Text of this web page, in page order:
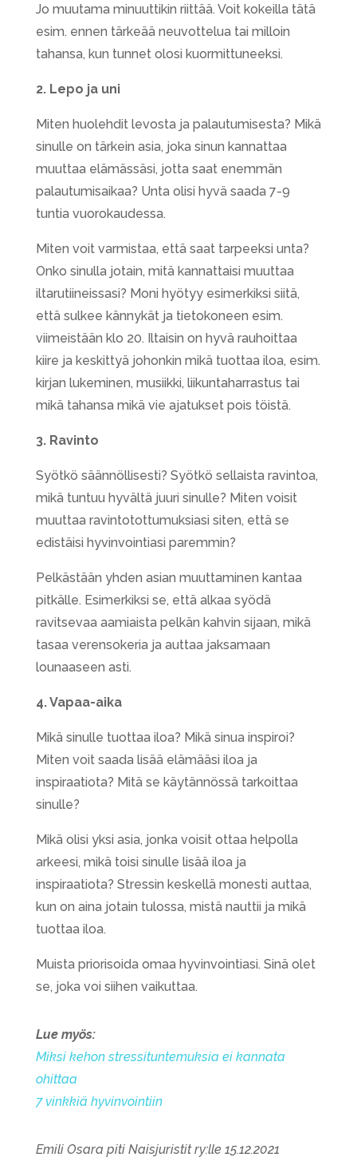
Jo muutama minuuttikin riittää. Voit kokeilla tätä
esim. ennen tärkeää neuvottelua tai milloin
tahansa, kun tunnet olosi kuormittuneeksi.
2. Lepo ja uni
Miten huolehdit levosta ja palautumisesta? Mikä
sinulle on tärkein asia, joka sinun kannattaa
muuttaa elämässäsi, jotta saat enemmän
palautumisaikaa? Unta olisi hyvä saada 7-9
tuntia vuorokaudessa.
Miten voit varmistaa, että saat tarpeeksi unta?
Onko sinulla jotain, mitä kannattaisi muuttaa
iltarutiineissasi? Moni hyötyy esimerkiksi siitä,
että sulkee kännykät ja tietokoneen esim.
viimeistään klo 20. Iltaisin on hyvä rauhoittaa
kiire ja keskittyä johonkin mikä tuottaa iloa, esim.
kirjan lukeminen, musiikki, liikuntaharrastus tai
mikä tahansa mikä vie ajatukset pois töistä.
3. Ravinto
Syötkö säännöllisesti? Syötkö sellaista ravintoa,
mikä tuntuu hyvältä juuri sinulle? Miten voisit
muuttaa ravintotottumuksiasi siten, että se
edistäisi hyvinvointiasi paremmin?
Pelkästään yhden asian muuttaminen kantaa
pitkälle. Esimerkiksi se, että alkaa syödä
ravitsevaa aamiaista pelkän kahvin sijaan, mikä
tasaa verensokeria ja auttaa jaksamaan
lounaaseen asti.
4. Vapaa-aika
Mikä sinulle tuottaa iloa? Mikä sinua inspiroi?
Miten voit saada lisää elämääsi iloa ja
inspiraatiota? Mitä se käytännössä tarkoittaa
sinulle?
Mikä olisi yksi asia, jonka voisit ottaa helpolla
arkeesi, mikä toisi sinulle lisää iloa ja
inspiraatiota? Stressin keskellä monesti auttaa,
kun on aina jotain tulossa, mistä nauttii ja mikä
tuottaa iloa.
Muista priorisoida omaa hyvinvointiasi. Sinä olet
se, joka voi siihen vaikuttaa.
Lue myös:
Miksi kehon stressituntemuksia ei kannata
ohittaa
7 vinkkiä hyvinvointiin
Emili Osara piti Naisjuristit ry:lle 15.12.2021